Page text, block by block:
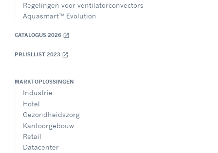
Regelingen voor ventilatorconvectors
Aquasmart™ Evolution
CATALOGUS 2026 open_in_new
PRIJSLIJST 2023 open_in_new
MARKTOPLOSSINGEN
Industrie
Hotel
Gezondheidszorg
Kantoorgebouw
Retail
Datacenter